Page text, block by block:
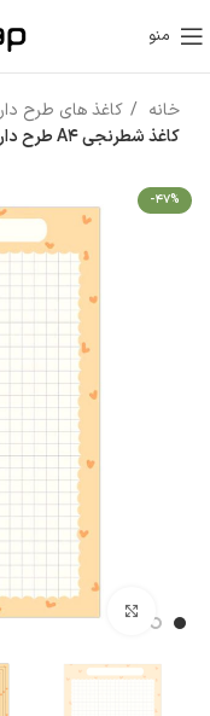
منو
خانه کاغذ های طرح دار
کاغذ شطرنجی A4 طرح دار مدل قلب کد K112 بسته 10 عددی
-47%
بزرگنمایی تصویر